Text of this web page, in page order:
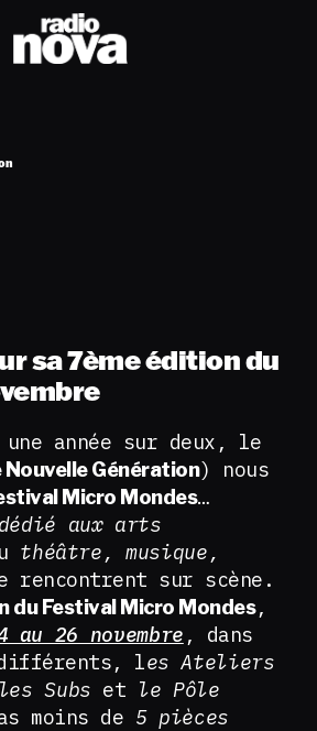
sa 7ème édition du
une année sur deux, le
Génération) nous
Micro Mondes…
aux arts
théâtre, musique,
rencontrent sur scène.
du Festival Micro Mondes,
au 26 novembre , dans
les Ateliers
Subs et le Pôle
moins de 5 pièces